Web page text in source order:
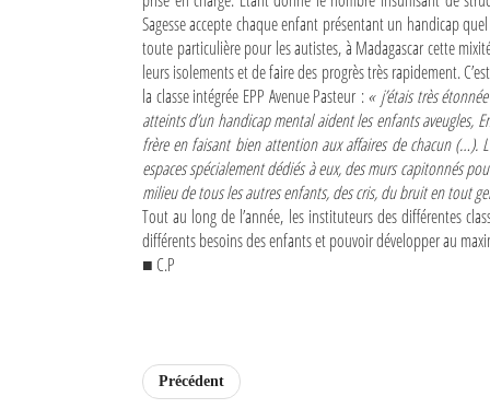
L'actualité du tourisme
Sites touristiques
Diego Suarez Pratique
La Tribune de Diego en PDF
Sagesse accepte chaque enfant présentant un handicap
toute particulière pour les autistes, à Madagascar cette
leurs isolements et de faire des progrès très rapidement.
la classe intégrée EPP Avenue Pasteur :« j’étais très
atteints d’un handicap mental aident les enfants aveugles,
frère en faisant bien attention aux affaires de chacun (…).
espaces spécialement dédiés à eux, des murs capitonnés
milieu de tous les autres enfants, des cris, du bruit en tout
Tout au long de l’année, les instituteurs des différentes
différents besoins des enfants et pouvoir développer au
■ C.P
Précédent